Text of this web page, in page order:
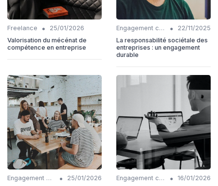
Freelance •
25/01/2026
Valorisation du mécénat de
compétence en entreprise
Engagement communautaire •
22/11/2025
La responsabilité sociétale des
entreprises : un engagement
durable
Engagement communautaire •
25/01/2026
Engagement communautaire •
16/01/2026